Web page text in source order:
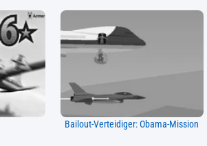
Bailout-Verteidiger: Obama-Mission